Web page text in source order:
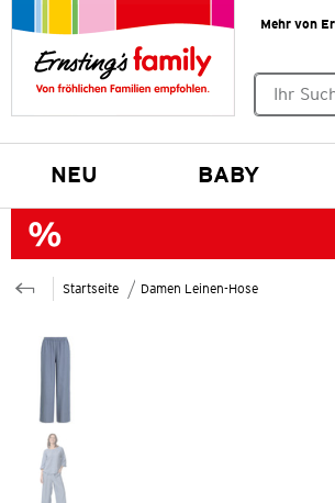
Mehr von
NEU BABY
Startseite Damen Leinen-Hose